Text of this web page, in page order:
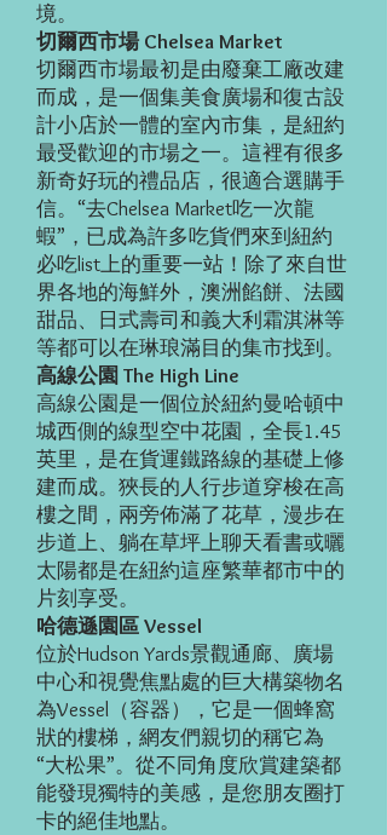
境。
切爾西市場 Chelsea Market
切爾西市場最初是由廢棄工廠改建
而成，是一個集美食廣場和復古設
計小店於一體的室內市集，是紐約
最受歡迎的市場之一。這裡有很多
新奇好玩的禮品店，很適合選購手
信。“去Chelsea Market吃一次龍
蝦”，已成為許多吃貨們來到紐約
必吃list上的重要一站！除了來自世
界各地的海鮮外，澳洲餡餅、法國
甜品、日式壽司和義大利霜淇淋等
等都可以在琳琅滿目的集市找到。
高線公園 The High Line
高線公園是一個位於紐約曼哈頓中
城西側的線型空中花園，全長1.45
英里，是在貨運鐵路線的基礎上修
建而成。狹長的人行步道穿梭在高
樓之間，兩旁佈滿了花草，漫步在
步道上、躺在草坪上聊天看書或曬
太陽都是在紐約這座繁華都市中的
片刻享受。
哈德遜園區 Vessel
位於Hudson Yards景觀通廊、廣場
中心和視覺焦點處的巨大構築物名
為Vessel（容器），它是一個蜂窩
狀的樓梯，網友們親切的稱它為
“大松果”。從不同角度欣賞建築都
能發現獨特的美感，是您朋友圈打
卡的絕佳地點。